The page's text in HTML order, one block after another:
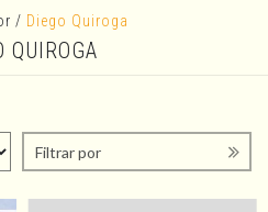
/ Diego Quiroga
QUIROGA
Filtrar por